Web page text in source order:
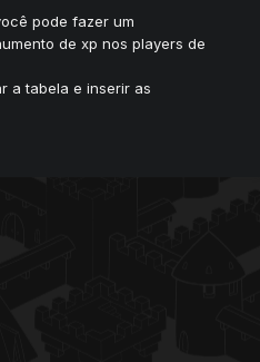
pode fazer um
de xp nos players de
a tabela e inserir as